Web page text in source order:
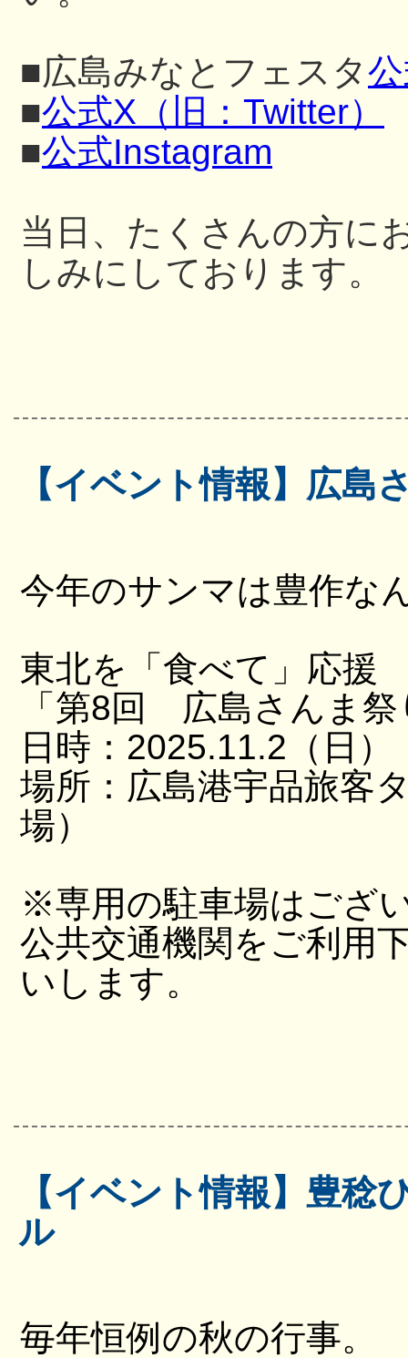
■広島みなとフェスタ
■公式X（旧：Twitter）
■公式Instagram
当日、たくさんの方に
しみにしております。
【イベント情報】広島
今年のサンマは豊作な
東北を「食べて」応援
「第8回 広島さんま祭
日時：2025.11.2（日
場所：広島港宇品旅客
場）
※専用の駐車場はござ
公共交通機関をご利用
いします。
【イベント情報】豊稔
ル
毎年恒例の秋の行事。